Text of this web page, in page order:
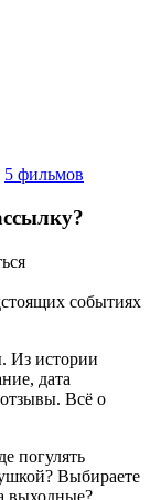
5 фильмов
событиях
Из истории
дата
Всё о
погулять
Выбираете
выходные?